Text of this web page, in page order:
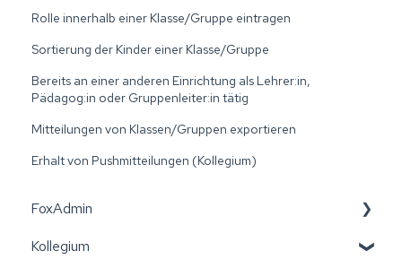
Rolle innerhalb einer Klasse/Gruppe eintragen
Sortierung der Kinder einer Klasse/Gruppe
Bereits an einer anderen Einrichtung als Lehrer:in,
Pädagog:in oder Gruppenleiter:in tätig
Mitteilungen von Klassen/Gruppen exportieren
Erhalt von Pushmitteilungen (Kollegium)
FoxAdmin
Wiener Bildungspost
Kollegium